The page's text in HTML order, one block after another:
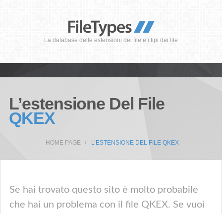
La database delle estensioni dei file e i tipi dei file
L’estensione Del File
QKEX
HOME PAGE L’ESTENSIONE DEL FILE QKEX
Se hai trovato questo sito è molto probabile
che hai un problema con il file QKEX. Se vuoi